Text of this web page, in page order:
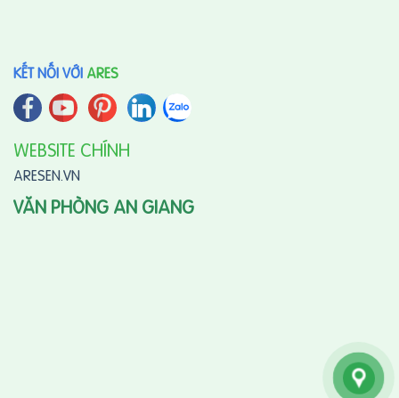
KẾT NỐI VỚI ARES
WEBSITE CHÍNH
ARESEN.VN
VĂN PHÒNG AN GIANG